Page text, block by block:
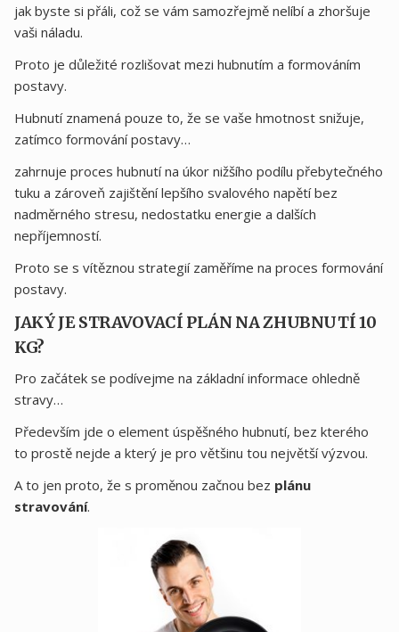
jak byste si přáli, což se vám samozřejmě nelíbí a zhoršuje
vaši náladu.
Proto je důležité rozlišovat mezi hubnutím a formováním
postavy.
Hubnutí znamená pouze to, že se vaše hmotnost snižuje,
zatímco formování postavy…
zahrnuje proces hubnutí na úkor nižšího podílu přebytečného
tuku a zároveň zajištění lepšího svalového napětí bez
nadměrného stresu, nedostatku energie a dalších
nepříjemností.
Proto se s vítěznou strategií zaměříme na proces formování
postavy.
JAKÝ JE STRAVOVACÍ PLÁN NA ZHUBNUTÍ 10
KG?
Pro začátek se podívejme na základní informace ohledně
stravy…
Především jde o element úspěšného hubnutí, bez kterého
to prostě nejde a který je pro většinu tou největší výzvou.
A to jen proto, že s proměnou začnou bez plánu
stravování.